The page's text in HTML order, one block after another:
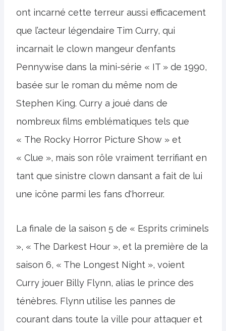
ont incarné cette terreur aussi efficacement
que l’acteur légendaire Tim Curry, qui
incarnait le clown mangeur d’enfants
Pennywise dans la mini-série « IT » de 1990,
basée sur le roman du même nom de
Stephen King. Curry a joué dans de
nombreux films emblématiques tels que
« The Rocky Horror Picture Show » et
« Clue », mais son rôle vraiment terrifiant en
tant que sinistre clown dansant a fait de lui
une icône parmi les fans d'horreur.
La finale de la saison 5 de « Esprits criminels
», « The Darkest Hour », et la première de la
saison 6, « The Longest Night », voient
Curry jouer Billy Flynn, alias le prince des
ténèbres. Flynn utilise les pannes de
courant dans toute la ville pour attaquer et